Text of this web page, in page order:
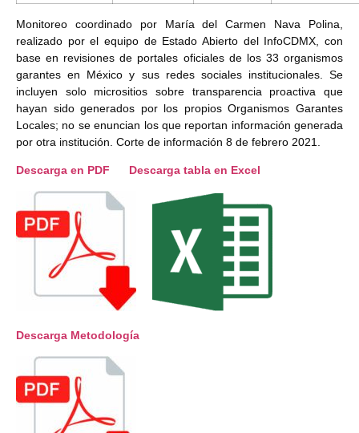
Monitoreo coordinado por María del Carmen Nava Polina,
realizado por el equipo de Estado Abierto del InfoCDMX, con
base en revisiones de portales oficiales de los 33 organismos
garantes en México y sus redes sociales institucionales. Se
incluyen solo micrositios sobre transparencia proactiva que
hayan sido generados por los propios Organismos Garantes
Locales; no se enuncian los que reportan información generada
por otra institución. Corte de información 8 de febrero 2021.
Descarga en PDF Descarga tabla en Excel
Descarga Metodología